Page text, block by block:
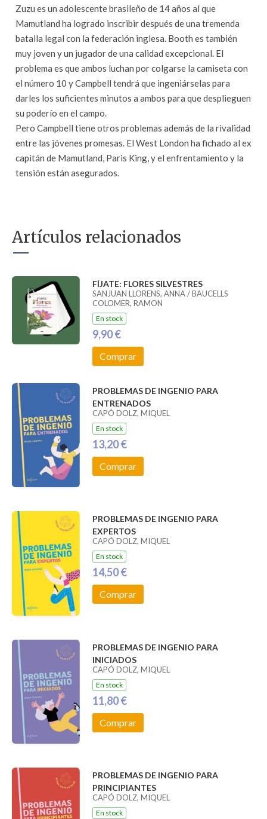
Zuzu es un adolescente brasileño de 14 años al que
Mamutland ha logrado inscribir después de una tremenda
batalla legal con la federación inglesa. Booth es también
muy joven y un jugador de una calidad excepcional. El
problema es que ambos luchan por colgarse la camiseta con
el número 10 y Campbell tendrá que ingeniárselas para
darles los suficientes minutos a ambos para que desplieguen
su poderío en el campo.
Pero Campbell tiene otros problemas además de la rivalidad
entre las jóvenes promesas. El West London ha fichado al ex
capitán de Mamutland, Paris King, y el enfrentamiento y la
tensión están asegurados.
Artículos relacionados
FÍJATE: FLORES SILVESTRES
SANJUAN LLORENS, ANNA / BAUCELLS
COLOMER, RAMON
En stock
9,90 €
Comprar
PROBLEMAS DE INGENIO PARA
ENTRENADOS
CAPÓ DOLZ, MIQUEL
En stock
13,20 €
Comprar
PROBLEMAS DE INGENIO PARA
EXPERTOS
CAPÓ DOLZ, MIQUEL
En stock
14,50 €
Comprar
PROBLEMAS DE INGENIO PARA
INICIADOS
CAPÓ DOLZ, MIQUEL
En stock
11,80 €
Comprar
PROBLEMAS DE INGENIO PARA
PRINCIPIANTES
CAPÓ DOLZ, MIQUEL
En stock